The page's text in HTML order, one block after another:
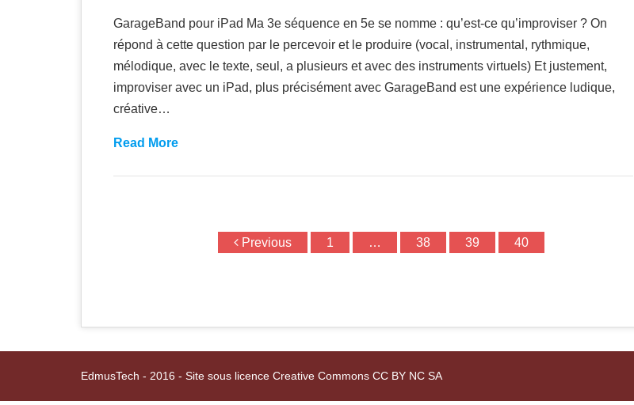
GarageBand pour iPad Ma 3e séquence en 5e se nomme : qu’est-ce qu’improviser ? On
répond à cette question par le percevoir et le produire (vocal, instrumental, rythmique,
mélodique, avec le texte, seul, a plusieurs et avec des instruments virtuels) Et justement,
improviser avec un iPad, plus précisément avec GarageBand est une expérience ludique,
créative…
Read More
Post navigation
Previous 1 … 38 39 40
EdmusTech - 2016 - Site sous licence Creative Commons CC BY NC SA